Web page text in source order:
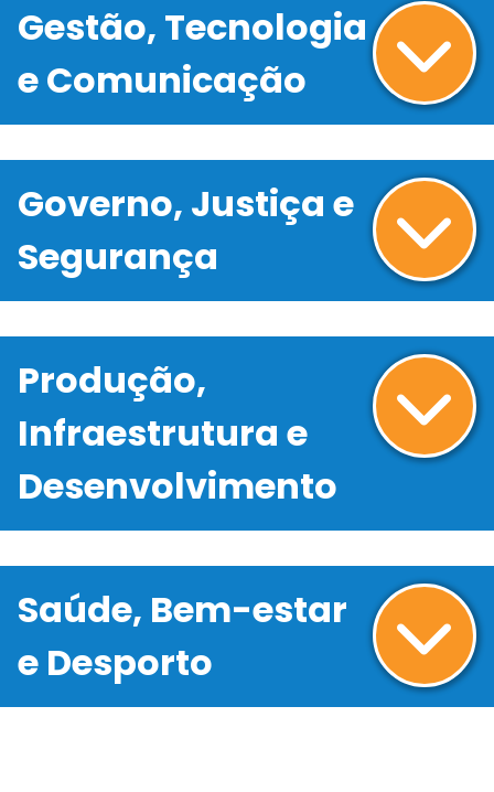
Gestão, Tecnologia
e Comunicação
Governo, Justiça e
Segurança
Produção,
Infraestrutura e
Desenvolvimento
Saúde, Bem-estar
e Desporto